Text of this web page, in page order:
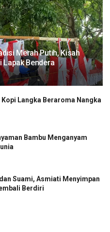
Merah Putih, Kisah
Lapak Bendera
Langka Beraroma Nangka
Bambu Menganyam
Suami, Asmiati Menyimpan
Berdiri